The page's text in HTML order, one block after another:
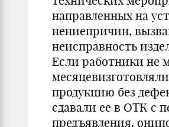
направленных на
нениепричин,
неисправность
Если работники не
месяцевизготовляли
продукцию без
сдавали ее в ОТК с
предъявления,